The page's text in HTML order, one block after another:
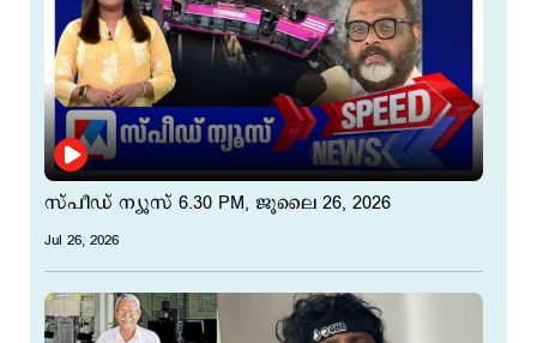
സ്പീ‍ഡ് ന്യൂസ് 6.30 PM, ജൂലൈ 26, 2026
Jul 26, 2026